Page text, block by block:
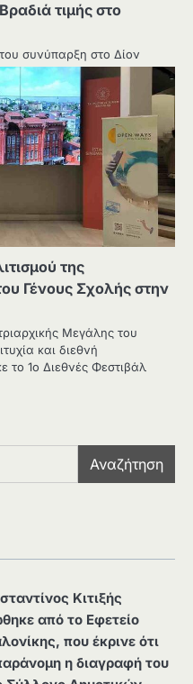
τιμής στο
συνύπαρξη στο Δίον
της
Γένους Σχολής στην
Μεγάλης του
και διεθνή
το 1ο Διεθνές Φεστιβάλ
Αναζήτηση
Κιτιξής
από το Εφετείο
που έκρινε ότι
η διαγραφή του